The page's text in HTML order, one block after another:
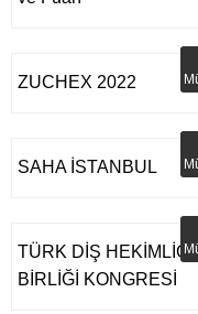
ZUCHEX 2022
SAHA İSTANBUL
TÜRK DİŞ HEKİMLİĞİ
BİRLİĞİ KONGRESİ